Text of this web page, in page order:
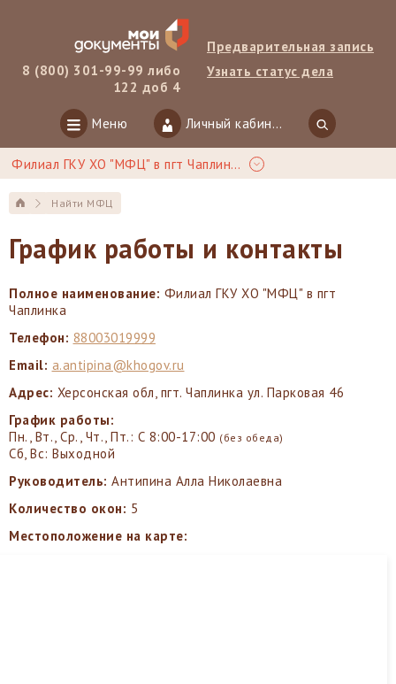
8 (800) 301-99-99 либо
122 доб 4
Предварительная запись
Узнать статус дела
Меню Личный кабинет
Филиал ГКУ ХО "МФЦ" в пгт Чаплинка
Найти МФЦ
График работы и контакты
Полное наименование: Филиал ГКУ ХО "МФЦ" в пгт
Чаплинка
Телефон: 88003019999
Email: a.antipina@khogov.ru
Адрес: Херсонская обл, пгт. Чаплинка ул. Парковая 46
График работы:
Пн., Вт., Ср., Чт., Пт.: С 8:00-17:00 (без обеда)
Сб, Вс: Выходной
Руководитель: Антипина Алла Николаевна
Количество окон: 5
Местоположение на карте: